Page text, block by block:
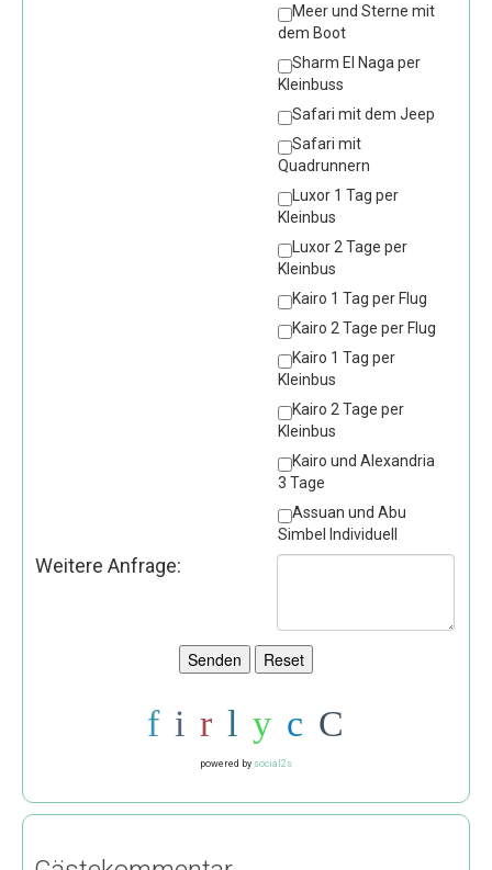
Meer und Sterne mit
dem Boot
Sharm El Naga per
Kleinbuss
Safari mit dem Jeep
Safari mit
Quadrunnern
Luxor 1 Tag per
Kleinbus
Luxor 2 Tage per
Kleinbus
Kairo 1 Tag per Flug
Kairo 2 Tage per Flug
Kairo 1 Tag per
Kleinbus
Kairo 2 Tage per
Kleinbus
Kairo und Alexandria
3 Tage
Assuan und Abu
Simbel Individuell
Weitere Anfrage:
powered by social2s